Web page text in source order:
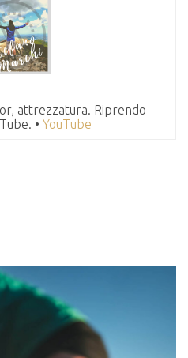
attrezzatura. Riprendo
• YouTube